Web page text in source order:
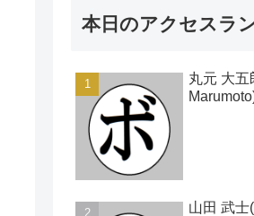
本日のアクセスラ
丸元 大
山田 武士